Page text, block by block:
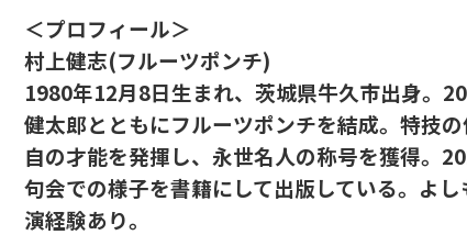
＜プロフィール＞
村上健志(フルーツポンチ)
1980年12月8日生まれ、茨城県牛久市出身。
健太郎とともにフルーツポンチを結成。特技
自の才能を発揮し、永世名人の称号を獲得。
句会での様子を書籍にして出版している。よ
演経験あり。